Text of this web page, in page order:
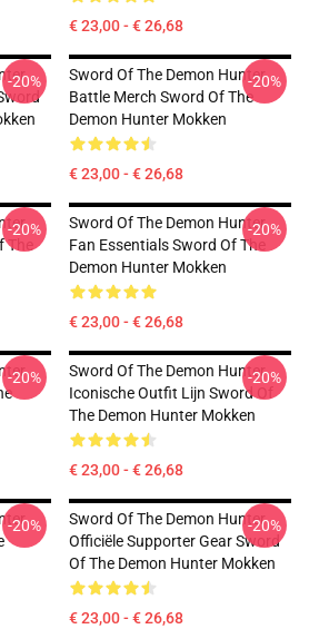
€ 23,00 - € 26,68
-20%
Sword Of The Demon Hunter
Battle Merch Sword Of The
Demon Hunter Mokken
€ 23,00 - € 26,68
-20%
-20%
Sword Of The Demon Hunter
Fan Essentials Sword Of The
Demon Hunter Mokken
€ 23,00 - € 26,68
-20%
-20%
Sword Of The Demon Hunter
Iconische Outfit Lijn Sword Of
The Demon Hunter Mokken
€ 23,00 - € 26,68
-20%
-20%
Sword Of The Demon Hunter
Officiële Supporter Gear Sword
Of The Demon Hunter Mokken
€ 23,00 - € 26,68
-20%